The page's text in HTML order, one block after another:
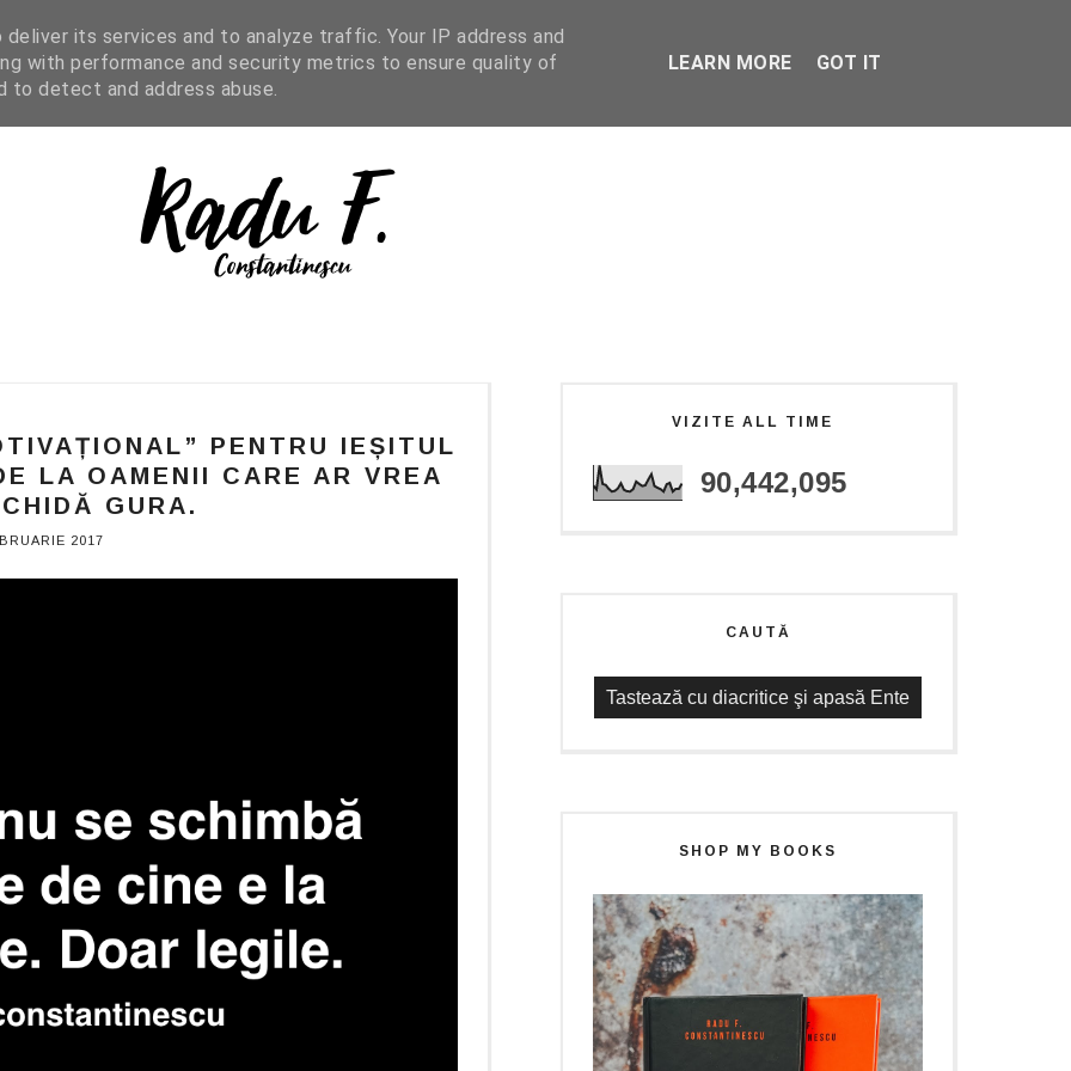
READING ENGLISH SHOP
PENTRU IEȘITUL
LA OAMENII CARE AR VREA
GURA.
2017
VIZITE ALL TIME
90,442,095
CAUTĂ
SHOP MY BOOKS
its services and to analyze traffic. Your IP address and
with performance and security metrics to ensure quality of
to detect and address abuse.
LEARN MORE GOT IT